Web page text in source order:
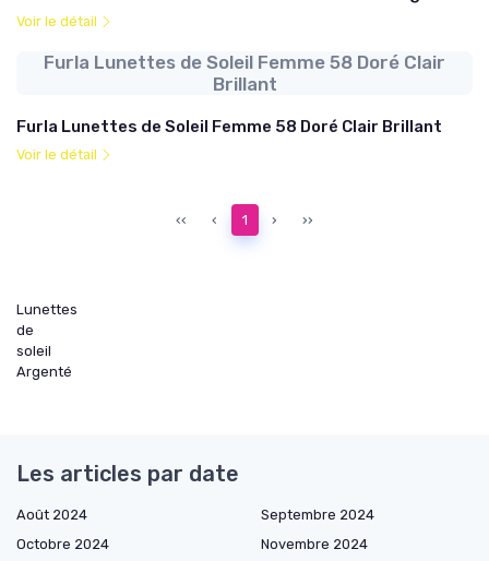
Voir le détail
Furla Lunettes de Soleil Femme 58 Doré Clair
Brillant
Furla Lunettes de Soleil Femme 58 Doré Clair Brillant
Voir le détail
‹‹ ‹ 1 › ››
Lunettes
de
soleil
Argenté
Les articles par date
Août 2024
Septembre 2024
Octobre 2024
Novembre 2024